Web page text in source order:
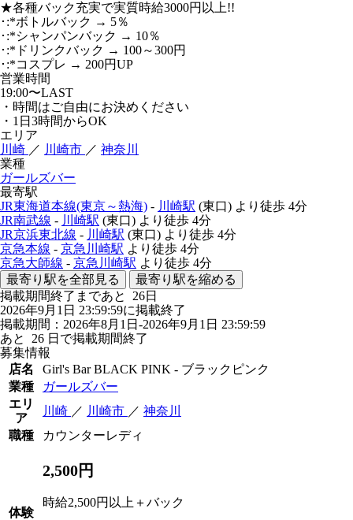
★各種バック充実で実質時給3000円以上!!
･:*ボトルバック → 5％
･:*シャンパンバック → 10％
･:*ドリンクバック → 100～300円
･:*コスプレ → 200円UP
営業時間
19:00〜LAST
・時間はご自由にお決めください
・1日3時間からOK
エリア
川崎 ／ 川崎市 ／ 神奈川
業種
ガールズバー
最寄駅
JR東海道本線(東京～熱海) - 川崎駅 (東口) より徒歩 4分
JR南武線 - 川崎駅 (東口) より徒歩 4分
JR京浜東北線 - 川崎駅 (東口) より徒歩 4分
京急本線 - 京急川崎駅 より徒歩 4分
京急大師線 - 京急川崎駅 より徒歩 4分
最寄り駅を全部見る
最寄り駅を縮める
掲載期間終了まであと 26日
2026年9月1日 23:59:59に掲載終了
掲載期間：2026年8月1日-2026年9月1日 23:59:59
あと 26 日で掲載期間終了
募集情報
店名
Girl's Bar BLACK PINK - ブラックピンク
業種
ガールズバー
エリ
ア
川崎 ／ 川崎市 ／ 神奈川
職種
カウンターレディ
体験
2,500円
時給2,500円以上＋バック